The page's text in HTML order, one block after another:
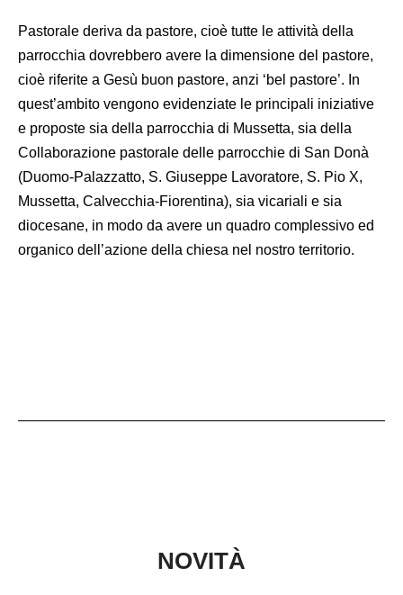
Pastorale deriva da pastore, cioè tutte le attività della
parrocchia dovrebbero avere la dimensione del pastore,
cioè riferite a Gesù buon pastore, anzi ‘bel pastore’. In
quest’ambito vengono evidenziate le principali iniziative
e proposte sia della parrocchia di Mussetta, sia della
Collaborazione pastorale delle parrocchie di San Donà
(Duomo-Palazzatto, S. Giuseppe Lavoratore, S. Pio X,
Mussetta, Calvecchia-Fiorentina), sia vicariali e sia
diocesane, in modo da avere un quadro complessivo ed
organico dell’azione della chiesa nel nostro territorio.
NOVITÀ